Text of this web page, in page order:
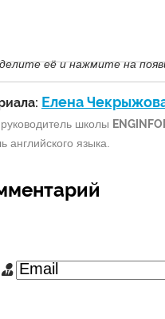
её и нажмите на
Елена
школы
английского языка.